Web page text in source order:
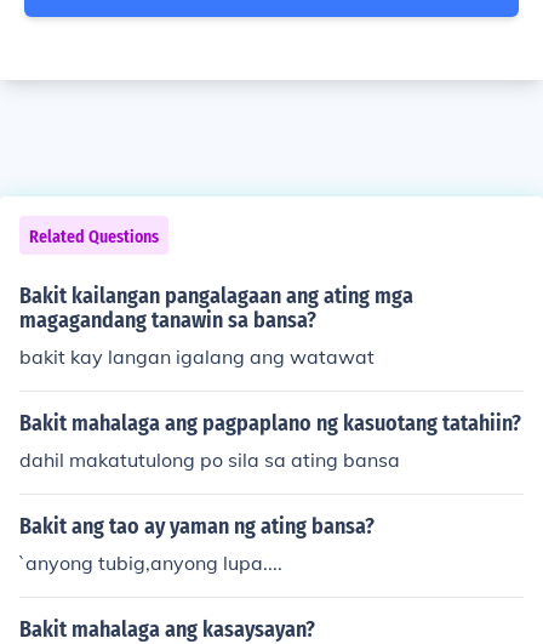
Related Questions
Bakit kailangan pangalagaan ang ating mga
magagandang tanawin sa bansa?
bakit kay langan igalang ang watawat
Bakit mahalaga ang pagpaplano ng kasuotang tatahiin?
dahil makatutulong po sila sa ating bansa
Bakit ang tao ay yaman ng ating bansa?
`anyong tubig,anyong lupa....
Bakit mahalaga ang kasaysayan?